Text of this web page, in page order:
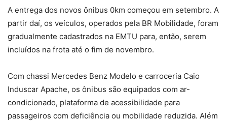
A entrega dos novos ônibus 0km começou em setembro. A
partir daí, os veículos, operados pela BR Mobilidade, foram
gradualmente cadastrados na EMTU para, então, serem
incluídos na frota até o fim de novembro.
Com chassi Mercedes Benz Modelo e carroceria Caio
Induscar Apache, os ônibus são equipados com ar-
condicionado, plataforma de acessibilidade para
passageiros com deficiência ou mobilidade reduzida. Além